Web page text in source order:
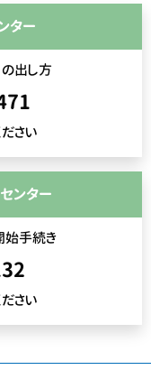
ター
の出し方
さい
ンター
始手続き
さい